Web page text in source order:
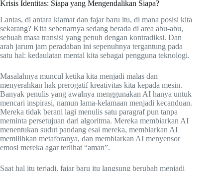
Krisis Identitas: Siapa yang Mengendalikan Siapa?
Lantas, di antara kiamat dan fajar baru itu, di mana posisi kita
sekarang? Kita sebenarnya sedang berada di area abu-abu,
sebuah masa transisi yang penuh dengan kontradiksi. Dan
arah jarum jam peradaban ini sepenuhnya tergantung pada
satu hal: kedaulatan mental kita sebagai pengguna teknologi.
Masalahnya muncul ketika kita menjadi malas dan
menyerahkan hak prerogatif kreativitas kita kepada mesin.
Banyak penulis yang awalnya menggunakan AI hanya untuk
mencari inspirasi, namun lama-kelamaan menjadi kecanduan.
Mereka tidak berani lagi menulis satu paragraf pun tanpa
meminta persetujuan dari algoritma. Mereka membiarkan AI
menentukan sudut pandang esai mereka, membiarkan AI
memilihkan metaforanya, dan membiarkan AI menyensor
emosi mereka agar terlihat “aman”.
Saat hal itu terjadi, fajar baru itu langsung berubah menjadi